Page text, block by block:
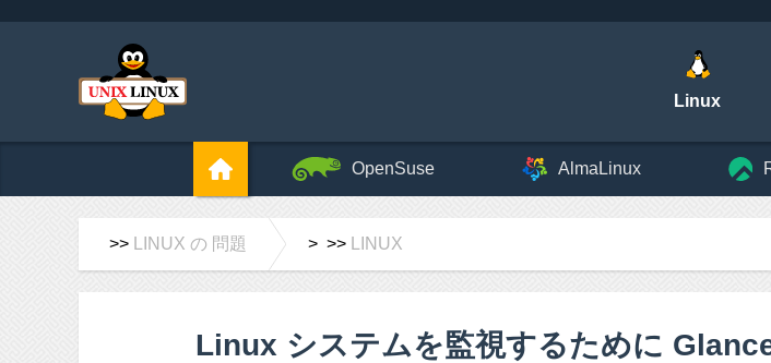
Linux
OpenSuse AlmaLinux
>> LINUX の 問題 > >> LINUX
Linux システムを監視するために